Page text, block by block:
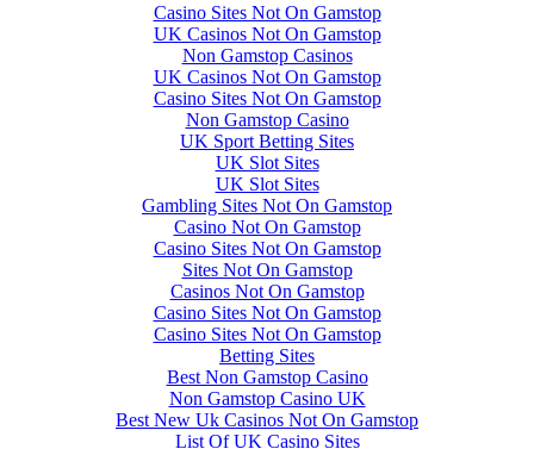
Casino Sites Not On Gamstop
UK Casinos Not On Gamstop
Non Gamstop Casinos
UK Casinos Not On Gamstop
Casino Sites Not On Gamstop
Non Gamstop Casino
UK Sport Betting Sites
UK Slot Sites
UK Slot Sites
Gambling Sites Not On Gamstop
Casino Not On Gamstop
Casino Sites Not On Gamstop
Sites Not On Gamstop
Casinos Not On Gamstop
Casino Sites Not On Gamstop
Casino Sites Not On Gamstop
Betting Sites
Best Non Gamstop Casino
Non Gamstop Casino UK
Best New Uk Casinos Not On Gamstop
List Of UK Casino Sites